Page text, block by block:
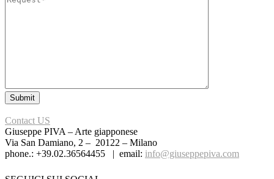
Contact US
Giuseppe PIVA – Arte giapponese
Via San Damiano, 2 – 20122 – Milano
phone.: +39.02.36564455 | email: info@giuseppepiva.com